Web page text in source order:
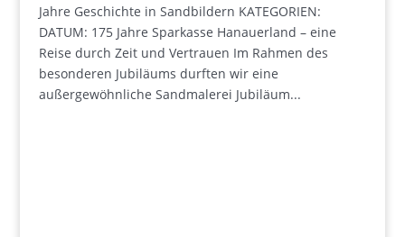
Jahre Geschichte in Sandbildern KATEGORIEN:
DATUM: 175 Jahre Sparkasse Hanauerland – eine
Reise durch Zeit und Vertrauen Im Rahmen des
besonderen Jubiläums durften wir eine
außergewöhnliche Sandmalerei Jubiläum...